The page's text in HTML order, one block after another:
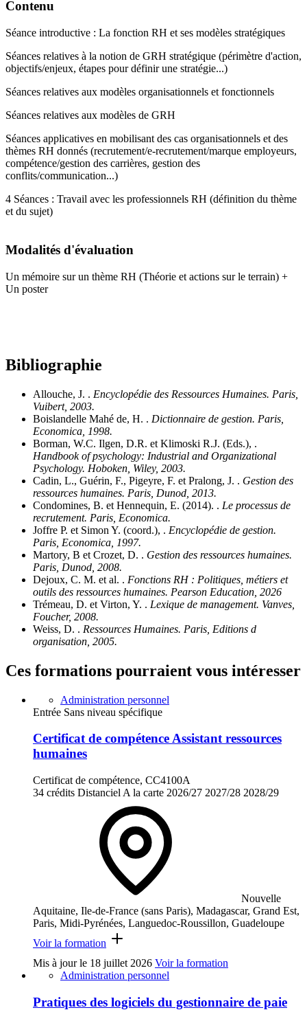
Contenu
Séance introductive : La fonction RH et ses modèles stratégiques
Séances relatives à la notion de GRH stratégique (périmètre d'action,
objectifs/enjeux, étapes pour définir une stratégie...)
Séances relatives aux modèles organisationnels et fonctionnels
Séances relatives aux modèles de GRH
Séances applicatives en mobilisant des cas organisationnels et des
thèmes RH donnés (recrutement/e-recrutement/marque employeurs,
compétence/gestion des carrières, gestion des
conflits/communication...)
4 Séances : Travail avec les professionnels RH (définition du thème
et du sujet)
Modalités d'évaluation
Un mémoire sur un thème RH (Théorie et actions sur le terrain) +
Un poster
Bibliographie
Allouche, J. . Encyclopédie des Ressources Humaines. Paris,
Vuibert, 2003.
Boislandelle Mahé de, H. . Dictionnaire de gestion. Paris,
Economica, 1998.
Borman, W.C. Ilgen, D.R. et Klimoski R.J. (Eds.), .
Handbook of psychology: Industrial and Organizational
Psychology. Hoboken, Wiley, 2003.
Cadin, L., Guérin, F., Pigeyre, F. et Pralong, J. . Gestion des
ressources humaines. Paris, Dunod, 2013.
Condomines, B. et Hennequin, E. (2014). . Le processus de
recrutement. Paris, Economica.
Joffre P. et Simon Y. (coord.), . Encyclopédie de gestion.
Paris, Economica, 1997.
Martory, B et Crozet, D. . Gestion des ressources humaines.
Paris, Dunod, 2008.
Dejoux, C. M. et al. . Fonctions RH : Politiques, métiers et
outils des ressources humaines. Pearson Education, 2026
Trémeau, D. et Virton, Y. . Lexique de management. Vanves,
Foucher, 2008.
Weiss, D. . Ressources Humaines. Paris, Editions d
organisation, 2005.
Ces formations pourraient vous intéresser
Administration personnel
Entrée Sans niveau spécifique
Certificat de compétence Assistant ressources
humaines
Certificat de compétence, CC4100A
34 crédits Distanciel A la carte 2026/27 2027/28 2028/29
Nouvelle
Aquitaine, Ile-de-France (sans Paris), Madagascar, Grand Est,
Paris, Midi-Pyrénées, Languedoc-Roussillon, Guadeloupe
Voir la formation
Mis à jour le 18 juillet 2026 Voir la formation
Administration personnel
Pratiques des logiciels du gestionnaire de paie